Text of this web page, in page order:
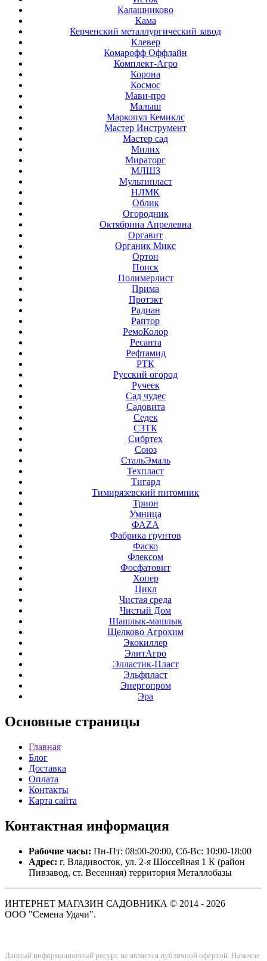
Калашниково
Кама
Керченский металлургический завод
Клевер
Комарофф Оффлайн
Комплект-Агро
Корона
Космос
Мави-про
Малыш
Маркопул Кемиклс
Мастер Инструмент
Мастер сад
Милих
Мираторг
МЛШЗ
Мультипласт
НЛМК
Облик
Огородник
Октябрина Апрелевна
Оргавит
Органик Микс
Ортон
Поиск
Полимерлист
Прима
Протэкт
Радиан
Раптор
РемоКолор
Ресанта
Рефтамид
РТК
Русский огород
Ручеек
Сад чудес
Садовита
Седек
СЗТК
Сибртех
Союз
СтальЭмаль
Техпласт
Тигард
Тимирязевский питомник
Трион
Умница
ФАZА
Фабрика грунтов
Фаско
Флексом
Фосфатовит
Хопер
Цикл
Чистая среда
Чистый Дом
Шашлык-машлык
Щелково Агрохим
Экокиллер
ЭлитАгро
Элластик-Пласт
Эльфпласт
Энергопром
Эра
Основные страницы
Главная
Блог
Доставка
Оплата
Контакты
Карта сайта
Контактная информация
Рабочие часы: Пн-Пт: 08:00-20:00, Сб-Вс: 10:00-18:00
Адрес: г. Владивосток, ул. 2-я Шоссейная 1 К (район
Пивзавод, ст. Весенняя) территория Металлобазы
ИНТЕРНЕТ МАГАЗИН САДОВНИКА © 2014 - 2026
ООО "Семена Удачи".
Данный информационный ресурс не является публичной офертой. Наличие